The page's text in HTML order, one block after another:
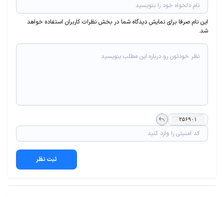
این نام صرفا برای نمایش دیدگاه شما در بخش نظرات کاربران استفاده خواهد
شد.
ثبت نظر